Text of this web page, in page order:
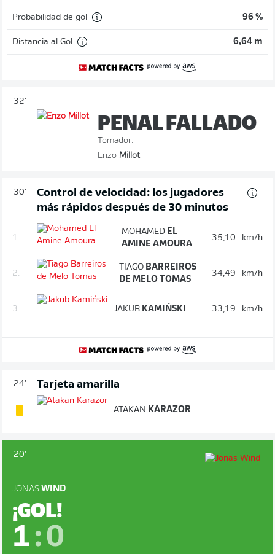
Probabilidad de gol 96 %
Distancia al Gol 6,64 m
32'
PENAL FALLADO
Tomador:
Enzo Millot
30'
Control de velocidad: los jugadores
más rápidos después de 30 minutos
1.
MOHAMED EL
AMINE AMOURA
35,10 km/h
2.
TIAGOBARREIROS
DE MELO TOMAS
34,49 km/h
3. JAKUB KAMIŃSKI 33,19 km/h
24' Tarjeta amarilla
ATAKAN KARAZOR
20'
JONAS WIND
¡GOL!
1 :0